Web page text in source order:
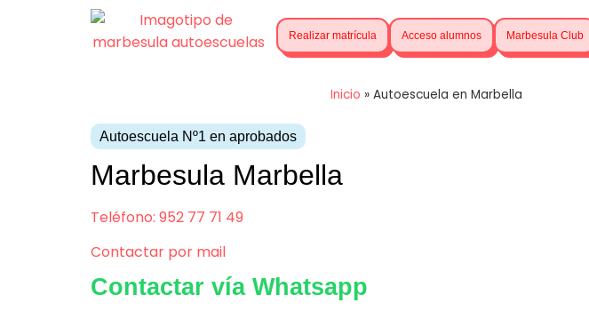
Realizar matrícula Acceso alumnos Marbesula Club
Inicio » Autoescuela en Marbella
Autoescuela Nº1 en aprobados
Marbesula Marbella
Teléfono: 952 77 71 49
Contactar por mail
Contactar vía Whatsapp